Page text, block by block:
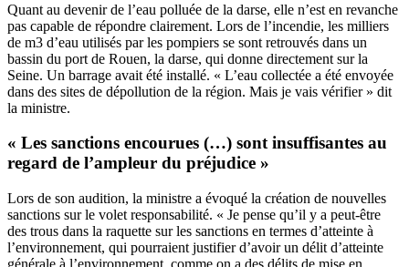
Quant au devenir de l’eau polluée de la darse, elle n’est en revanche
pas capable de répondre clairement. Lors de l’incendie, les milliers
de m3 d’eau utilisés par les pompiers se sont retrouvés dans un
bassin du port de Rouen, la darse, qui donne directement sur la
Seine. Un barrage avait été installé. « L’eau collectée a été envoyée
dans des sites de dépollution de la région. Mais je vais vérifier » dit
la ministre.
« Les sanctions encourues (…) sont insuffisantes au
regard de l’ampleur du préjudice »
Lors de son audition, la ministre a évoqué la création de nouvelles
sanctions sur le volet responsabilité. « Je pense qu’il y a peut-être
des trous dans la raquette sur les sanctions en termes d’atteinte à
l’environnement, qui pourraient justifier d’avoir un délit d’atteinte